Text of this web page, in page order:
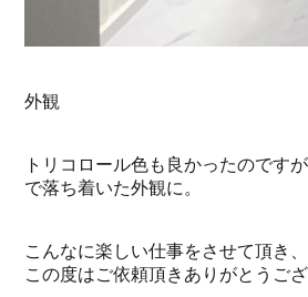
外観
トリコロール色も良かったので
で落ち着いた外観に。
こんなに楽しい仕事をさせて頂き
この度はご依頼頂きありがとうござ